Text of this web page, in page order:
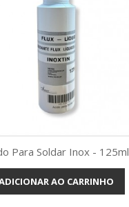
Vista rápida
Para Soldar Inox - 125ml
AO CARRINHO